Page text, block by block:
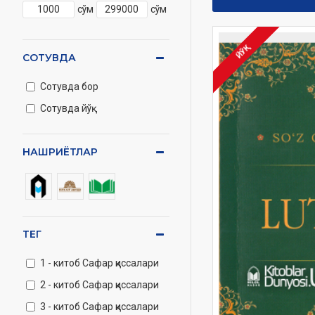
сўм сўм
НАШРИЁТЛАР
ТЕГ
1 - китоб Сафар қиссалари
2 - китоб Сафар қиссалари
3 - китоб Сафар қиссалари
СОТУВДА
Сотувда бор
Сотувда йўқ
ЙЎҚ